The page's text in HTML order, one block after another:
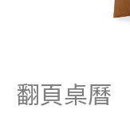
翻頁桌曆